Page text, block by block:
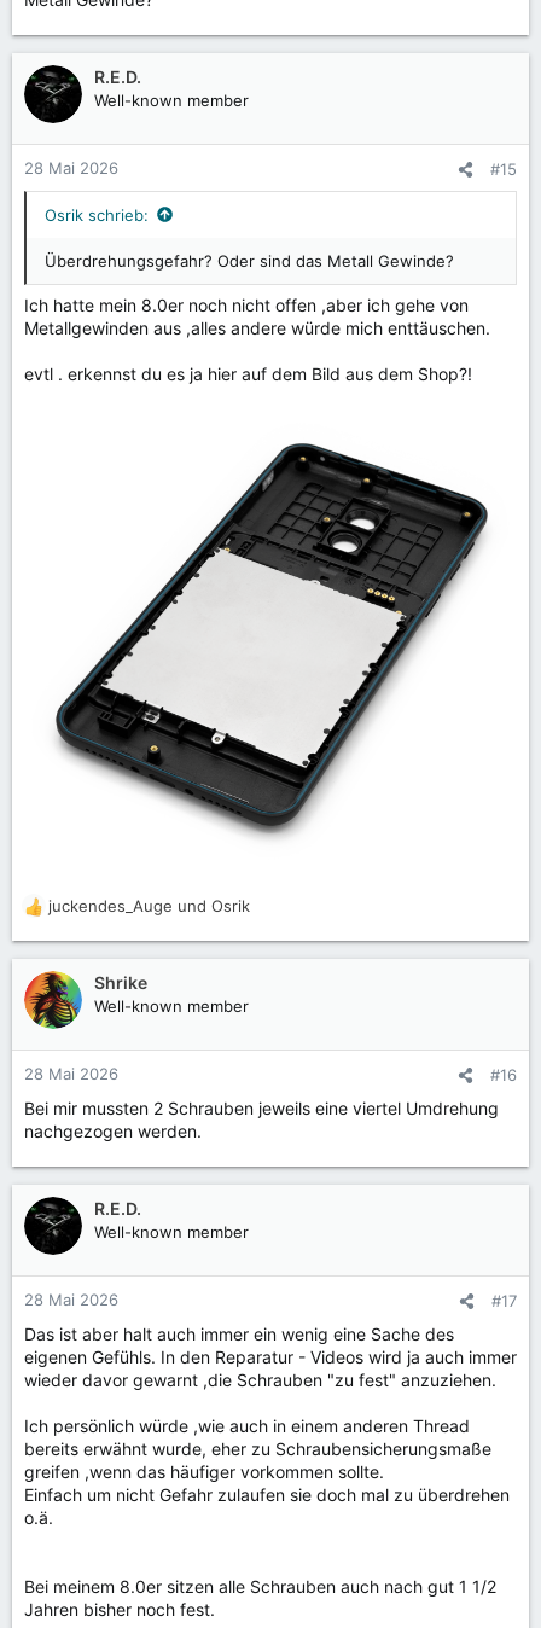
R.E.D.
Well-known member
28 Mai 2026 #15
Osrik schrieb:
Überdrehungsgefahr? Oder sind das Metall Gewinde?
Ich hatte mein 8.0er noch nicht offen ,aber ich gehe von
Metallgewinden aus ,alles andere würde mich enttäuschen.
evtl . erkennst du es ja hier auf dem Bild aus dem Shop?!
R
a
k
t
n
n
:
juckendes_Auge und Osrik
Shrike
Well-known member
28 Mai 2026 #16
Bei mir mussten 2 Schrauben jeweils eine viertel Umdrehung
nachgezogen werden.
R.E.D.
Well-known member
28 Mai 2026 #17
Das ist aber halt auch immer ein wenig eine Sache des
eigenen Gefühls. In den Reparatur - Videos wird ja auch immer
wieder davor gewarnt ,die Schrauben "zu fest" anzuziehen.
Ich persönlich würde ,wie auch in einem anderen Thread
bereits erwähnt wurde, eher zu Schraubensicherungsmaße
greifen ,wenn das häufiger vorkommen sollte.
Einfach um nicht Gefahr zulaufen sie doch mal zu überdrehen
o.ä.
Bei meinem 8.0er sitzen alle Schrauben auch nach gut 1 1/2
Jahren bisher noch fest.